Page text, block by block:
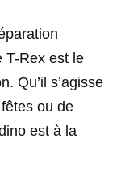
T-Rex est le
Qu’il s’agisse
ou de
est à la